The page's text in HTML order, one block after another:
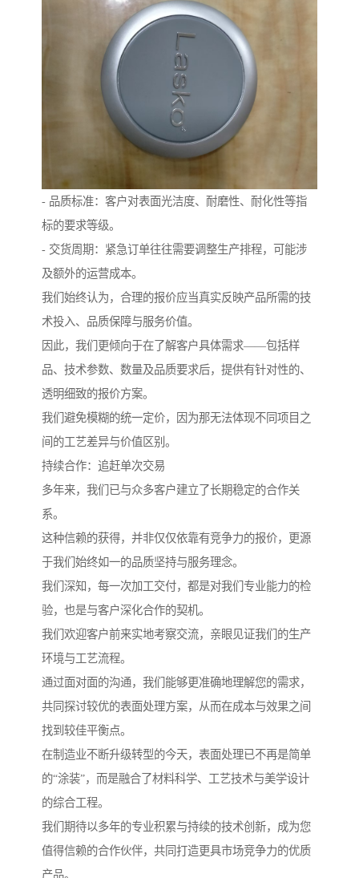
- 品质标准：客户对表面光洁度、耐磨性、耐化性等指
标的要求等级。
- 交货周期：紧急订单往往需要调整生产排程，可能涉
及额外的运营成本。
我们始终认为，合理的报价应当真实反映产品所需的技
术投入、品质保障与服务价值。
因此，我们更倾向于在了解客户具体需求——包括样
品、技术参数、数量及品质要求后，提供有针对性的、
透明细致的报价方案。
我们避免模糊的统一定价，因为那无法体现不同项目之
间的工艺差异与价值区别。
持续合作：追赶单次交易
多年来，我们已与众多客户建立了长期稳定的合作关
系。
这种信赖的获得，并非仅仅依靠有竞争力的报价，更源
于我们始终如一的品质坚持与服务理念。
我们深知，每一次加工交付，都是对我们专业能力的检
验，也是与客户深化合作的契机。
我们欢迎客户前来实地考察交流，亲眼见证我们的生产
环境与工艺流程。
通过面对面的沟通，我们能够更准确地理解您的需求，
共同探讨较优的表面处理方案，从而在成本与效果之间
找到较佳平衡点。
在制造业不断升级转型的今天，表面处理已不再是简单
的“涂装”，而是融合了材料科学、工艺技术与美学设计
的综合工程。
我们期待以多年的专业积累与持续的技术创新，成为您
值得信赖的合作伙伴，共同打造更具市场竞争力的优质
产品。